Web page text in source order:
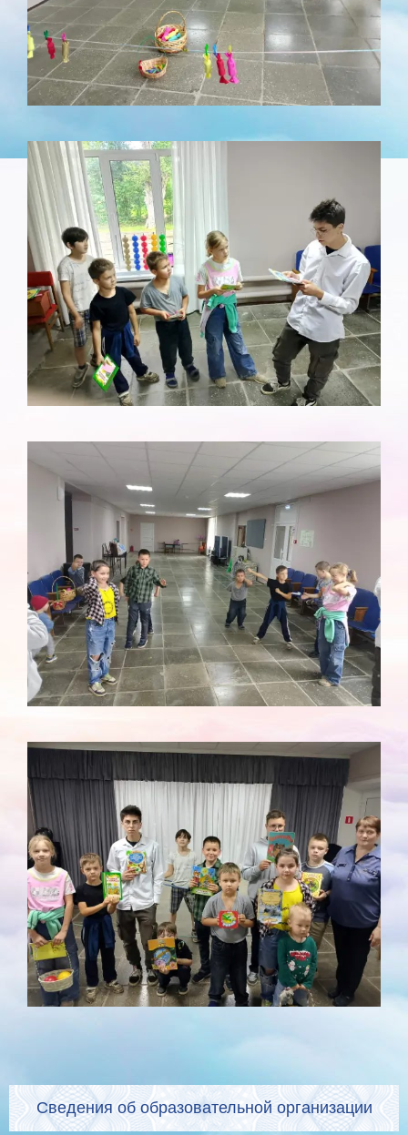
Сведения об образовательной организации